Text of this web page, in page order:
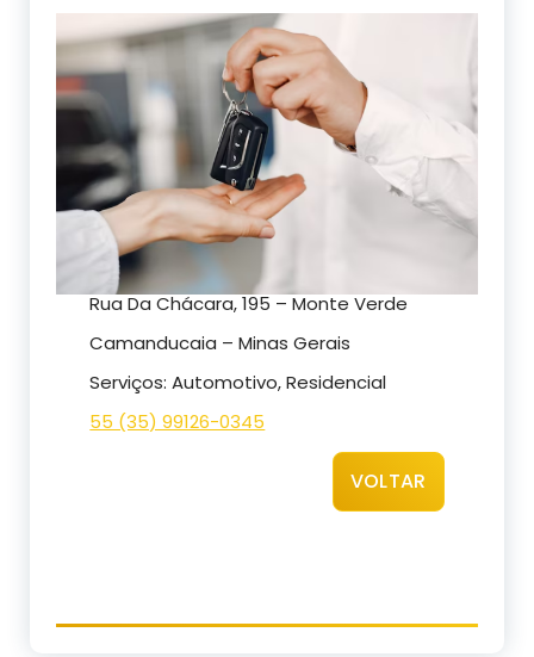
Rua Da Chácara, 195 – Monte Verde
Camanducaia – Minas Gerais
Serviços: Automotivo, Residencial
55 (35) 99126-0345
VOLTAR